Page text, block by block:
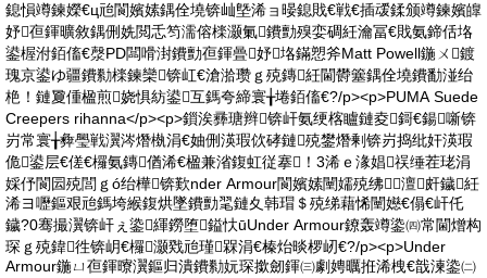
鎴愪竴鍊嬫€ц兘閬嬪嫊鍝佺墝锛屾墍浠ョ暥鎴戝€戦€插叆鍒颁竴鍊嬪皥
妤亱鍕曠敘鍝侀姺閲忎笉濡傛檪灏氭鐨勯殠娈碉紝瀹冨€戝氨鍗佸垎
鍙楃泭銆傗€漀PD闆嗗湗鐨勯亱鍕曡妤垎鏋愬斧Matt Powell鍦ㄨ鍍
瑰京鍙ゆ疆鐨勬檪鍊欒锛屸€滄湁瓒ｇ殑鏄紝閫欎簺鍝佺墝鐨勫湴绐
栬！鏈夐偅楹煎娆惧紡鍙互鎷夸締寰╁埢銆傗€?/p><p>PUMA Suede
Creepers rihanna</p><p>鎻涘彞瑭辫锛屽氨绠楁矑鏈夌鎶€鍚噺锛
岃常寰╁彜璺戦瀷涔熸槸涓€妯侀渶瑕佽硣鏈殑鐢熸剰锛岃捣纰奸渶瑕
佹鍙层€傞€欏氨鏄偤浠€楹兼渻鍑虹従搴！3浠ｅ湪娼祦缍茬珯涓
婇伃閬囩殑閭ｇó绐樺锛歎nder Armour閬嬪嫊闉嬬殑绋澶皯鐬紝
浠ヨ嚦鏂艰兘鎷垮緱鍑烘墜鐨勯毣鏈夊韩瑁＄殑绨藉悕闉嬨€傝€屽仛
鐬?0骞撮瀷锛屽ぇ鍌緷鐒堕鎰忕ūUnder Armour鐐轰竴鍌㈣常閫熷构
琛ｇ殑鍏徃锛岄€欏灏戣兘瑾槑涓€榛炲晱椤屻€?/p><p>Under
Armour鍦ㄩ亱鍕曢瀷鏂归潰鐨勬妧琛撳劒鍕㈢劇娉曞拰浠栧€戠湅鍌㈡